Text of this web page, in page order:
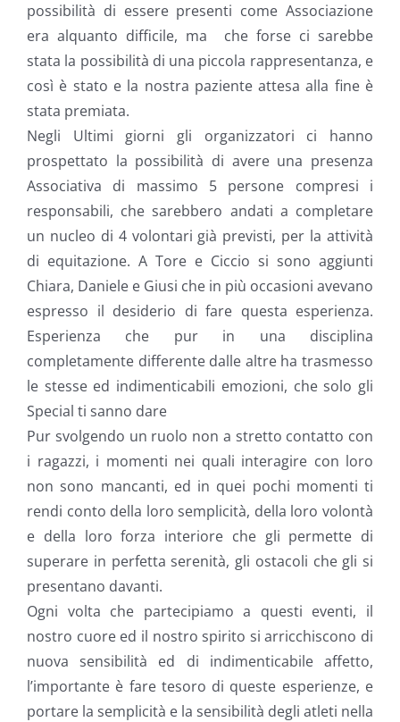
possibilità di essere presenti come Associazione
era alquanto difficile, ma che forse ci sarebbe
stata la possibilità di una piccola rappresentanza, e
così è stato e la nostra paziente attesa alla fine è
stata premiata.
Negli Ultimi giorni gli organizzatori ci hanno
prospettato la possibilità di avere una presenza
Associativa di massimo 5 persone compresi i
responsabili, che sarebbero andati a completare
un nucleo di 4 volontari già previsti, per la attività
di equitazione. A Tore e Ciccio si sono aggiunti
Chiara, Daniele e Giusi che in più occasioni avevano
espresso il desiderio di fare questa esperienza.
Esperienza che pur in una disciplina
completamente differente dalle altre ha trasmesso
le stesse ed indimenticabili emozioni, che solo gli
Special ti sanno dare
Pur svolgendo un ruolo non a stretto contatto con
i ragazzi, i momenti nei quali interagire con loro
non sono mancanti, ed in quei pochi momenti ti
rendi conto della loro semplicità, della loro volontà
e della loro forza interiore che gli permette di
superare in perfetta serenità, gli ostacoli che gli si
presentano davanti.
Ogni volta che partecipiamo a questi eventi, il
nostro cuore ed il nostro spirito si arricchiscono di
nuova sensibilità ed di indimenticabile affetto,
l’importante è fare tesoro di queste esperienze, e
portare la semplicità e la sensibilità degli atleti nella